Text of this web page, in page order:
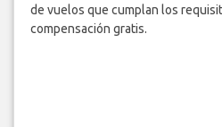
de vuelos que cumplan los
compensación gratis.